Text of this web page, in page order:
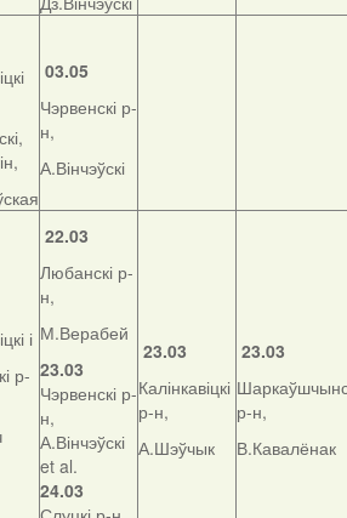
03.05
Чэрвенскі р-
н,
А.Вінчэўскі
і
р-
22.03
Любанскі р-
н,
М.Верабей
23.03
Чэрвенскі р-
н,
А.Вінчэўскі
et al.
24.03
23.03
Калінкавіцкі
р-н,
А.Шэўчык
23.03
р-н,
В.Кавалёнак